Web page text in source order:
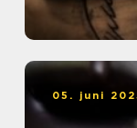
05. juni